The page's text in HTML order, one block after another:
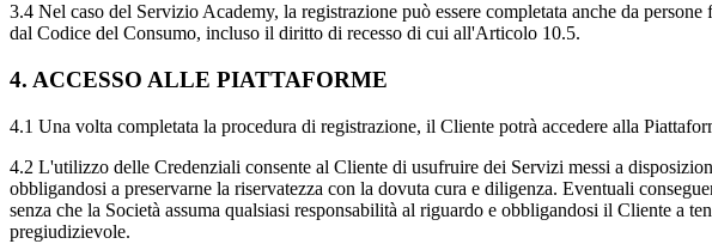
3.4 Nel caso del Servizio Academy, la registrazione può essere completata anche da
dal Codice del Consumo, incluso il diritto di recesso di cui all'Articolo 10.5.
4. ACCESSO ALLE PIATTAFORME
4.1 Una volta completata la procedura di registrazione, il Cliente potrà accedere alla
4.2 L'utilizzo delle Credenziali consente al Cliente di usufruire dei Servizi messi a
obbligandosi a preservarne la riservatezza con la dovuta cura e diligenza. Eventuali
senza che la Società assuma qualsiasi responsabilità al riguardo e obbligandosi il Cliente a
pregiudizievole.